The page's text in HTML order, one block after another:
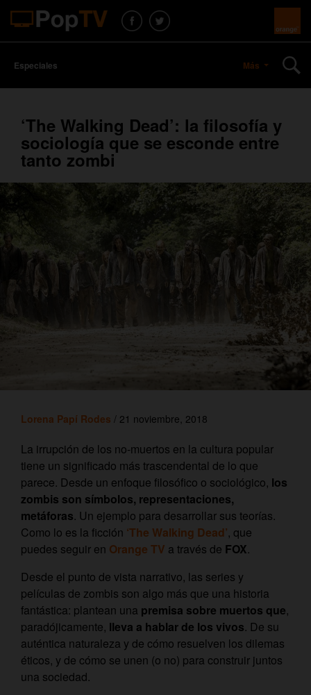
Especiales Más
‘The Walking Dead’: la filosofía y
sociología que se esconde entre
tanto zombi
Lorena Papí Rodes / 21 noviembre, 2018
La irrupción de los no-muertos en la cultura popular
tiene un significado más trascendental de lo que
parece. Desde un enfoque filosófico o sociológico, los
zombis son símbolos, representaciones,
metáforas. Un ejemplo para desarrollar sus teorías.
Como lo es la ficción ‘The Walking Dead’, que
puedes seguir en Orange TV a través de FOX.
Desde el punto de vista narrativo, las series y
películas de zombis son algo más que una historia
fantástica: plantean una premisa sobre muertos que,
paradójicamente, lleva a hablar de los vivos. De su
auténtica naturaleza y de cómo resuelven los dilemas
éticos, y de cómo se unen (o no) para construir juntos
una sociedad.